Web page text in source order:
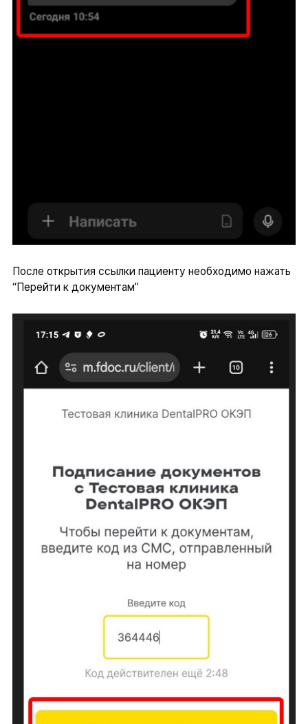
После открытия ссылки пациенту необходимо нажать
“Перейти к документам”